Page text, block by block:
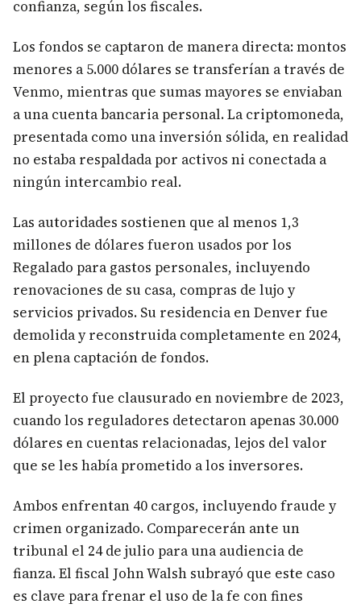
confianza, según los fiscales.
Los fondos se captaron de manera directa: montos
menores a 5.000 dólares se transferían a través de
Venmo, mientras que sumas mayores se enviaban
a una cuenta bancaria personal. La criptomoneda,
presentada como una inversión sólida, en realidad
no estaba respaldada por activos ni conectada a
ningún intercambio real.
Las autoridades sostienen que al menos 1,3
millones de dólares fueron usados por los
Regalado para gastos personales, incluyendo
renovaciones de su casa, compras de lujo y
servicios privados. Su residencia en Denver fue
demolida y reconstruida completamente en 2024,
en plena captación de fondos.
El proyecto fue clausurado en noviembre de 2023,
cuando los reguladores detectaron apenas 30.000
dólares en cuentas relacionadas, lejos del valor
que se les había prometido a los inversores.
Ambos enfrentan 40 cargos, incluyendo fraude y
crimen organizado. Comparecerán ante un
tribunal el 24 de julio para una audiencia de
fianza. El fiscal John Walsh subrayó que este caso
es clave para frenar el uso de la fe con fines